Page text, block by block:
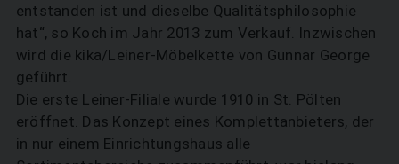
entstanden ist und dieselbe Qualitätsphilosophie
hat“, so Koch im Jahr 2013 zum Verkauf. Inzwischen
wird die kika/Leiner-Möbelkette von Gunnar George
geführt.
Die erste Leiner-Filiale wurde 1910 in St. Pölten
eröffnet. Das Konzept eines Komplettanbieters, der
in nur einem Einrichtungshaus alle